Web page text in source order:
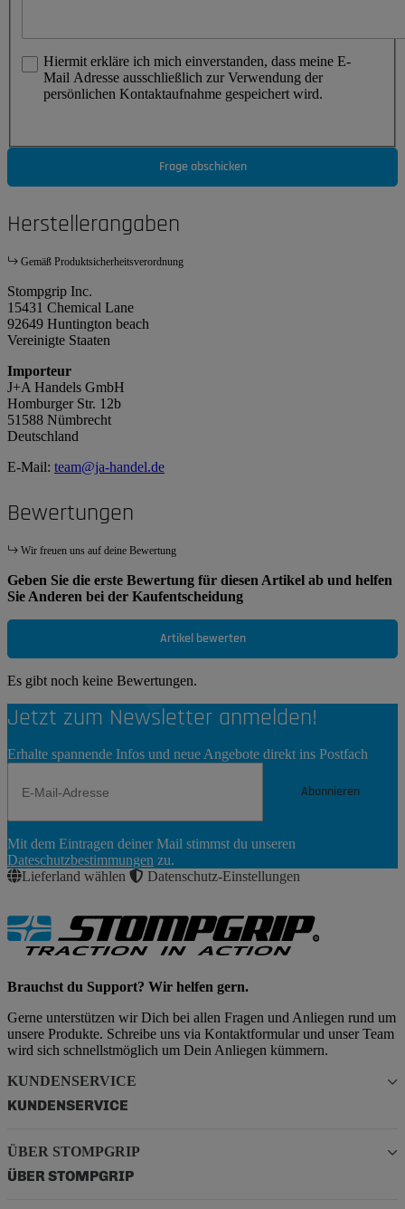
Hiermit erkläre ich mich einverstanden, dass meine E-
Mail Adresse ausschließlich zur Verwendung der
persönlichen Kontaktaufnahme gespeichert wird.
Frage abschicken
Herstellerangaben
Gemäß Produktsicherheitsverordnung
Stompgrip Inc.
15431 Chemical Lane
92649 Huntington beach
Vereinigte Staaten
Importeur
J+A Handels GmbH
Homburger Str. 12b
51588 Nümbrecht
Deutschland
E-Mail: team@ja-handel.de
Bewertungen
Wir freuen uns auf deine Bewertung
Geben Sie die erste Bewertung für diesen Artikel ab und helfen
Sie Anderen bei der Kaufentscheidung
Artikel bewerten
Es gibt noch keine Bewertungen.
Jetzt zum Newsletter anmelden!
Erhalte spannende Infos und neue Angebote direkt ins Postfach
Abonnieren
Abonnieren
Mit dem Eintragen deiner Mail stimmst du unseren
Dateschutzbestimmungen zu.
Lieferland wählen
Datenschutz-Einstellungen
Brauchst du Support? Wir helfen gern.
Gerne unterstützen wir Dich bei allen Fragen und Anliegen rund um
unsere Produkte. Schreibe uns via Kontaktformular und unser Team
wird sich schnellstmöglich um Dein Anliegen kümmern.
KUNDENSERVICE
KUNDENSERVICE
ÜBER STOMPGRIP
ÜBER STOMPGRIP